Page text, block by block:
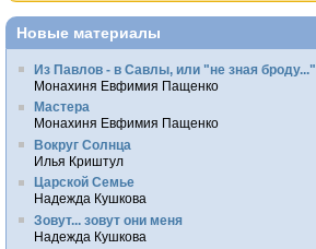
Новые материалы
Из Павлов - в Савлы, или "не зная броду..."
Монахиня Евфимия Пащенко
Мастера
Монахиня Евфимия Пащенко
Вокруг Солнца
Илья Криштул
Царской Семье
Надежда Кушкова
Зовут... зовут они меня
Надежда Кушкова